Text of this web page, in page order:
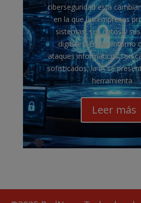
ciberseguridad está
en la que las empresas
sistemas, sus datos y
digitales. En un entorno
ataques informáticos son
sofisticados, la IA se
herramienta...
Leer más